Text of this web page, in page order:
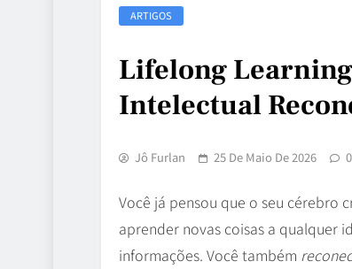
ARTIGOS
Lifelong
Intelectual
Jô Furlan 25 De Maio De 2026 0
Você já pensou que o seu cérebro
aprender novas coisas a qualquer
informações. Você também